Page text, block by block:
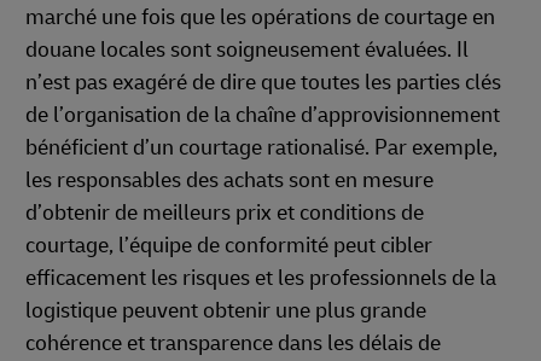
marché une fois que les opérations de courtage en
douane locales sont soigneusement évaluées. Il
n’est pas exagéré de dire que toutes les parties clés
de l’organisation de la chaîne d’approvisionnement
bénéficient d’un courtage rationalisé. Par exemple,
les responsables des achats sont en mesure
d’obtenir de meilleurs prix et conditions de
courtage, l’équipe de conformité peut cibler
efficacement les risques et les professionnels de la
logistique peuvent obtenir une plus grande
cohérence et transparence dans les délais de